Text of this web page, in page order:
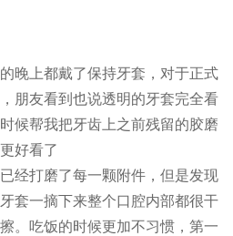
晚上都戴了保持牙套，对于正式
朋友看到也说透明的牙套完全看
候帮我把牙齿上之前残留的胶磨
好看了
经打磨了每一颗附件，但是发现
套一摘下来整个口腔内部都很干
。吃饭的时候更加不习惯，第一